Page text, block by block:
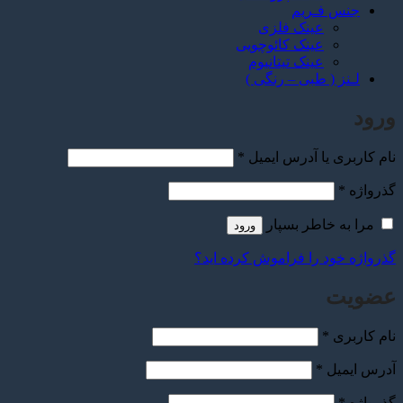
فـریم
عینک فلزی
عینک کائوچویی
عینک تیتانیوم
( طبی – رنگی )
یا آدرس ایمیل * الزامی
الزامی
خاطر بسپار ورود
را فراموش کرده اید؟
*الزامی
* الزامی